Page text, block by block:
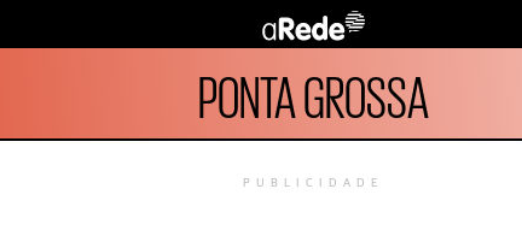
PONTA GROSSA
PUBLICIDADE